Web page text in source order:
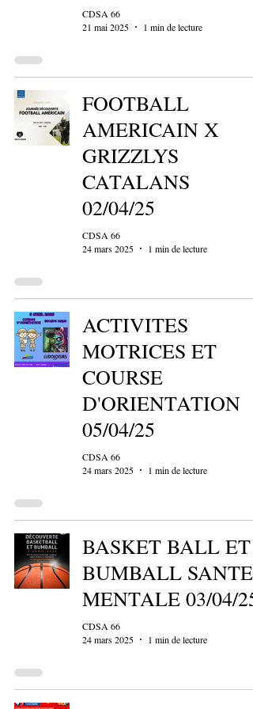
CDSA 66
21 mai 2025
1 min de lecture
FOOTBALL
AMERICAIN X
GRIZZLYS
CATALANS
02/04/25
CDSA 66
24 mars 2025
1 min de lecture
ACTIVITES
MOTRICES ET
COURSE
D'ORIENTATION
05/04/25
CDSA 66
24 mars 2025
1 min de lecture
BASKET BALL ET
BUMBALL SANTE
MENTALE 03/04/25
CDSA 66
24 mars 2025
1 min de lecture